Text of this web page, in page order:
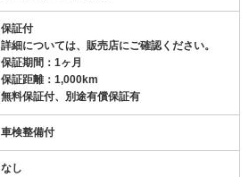
保証付
詳細については、販売店にご確認ください。
保証期間：1ヶ月
保証距離：1,000km
無料保証付、別途有償保証有
車検整備付
なし